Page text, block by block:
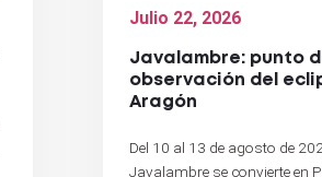
Julio 22, 2026
Javalambre: punto
observación del
Aragón
Del 10 al 13 de agosto de
Javalambre se convierte en